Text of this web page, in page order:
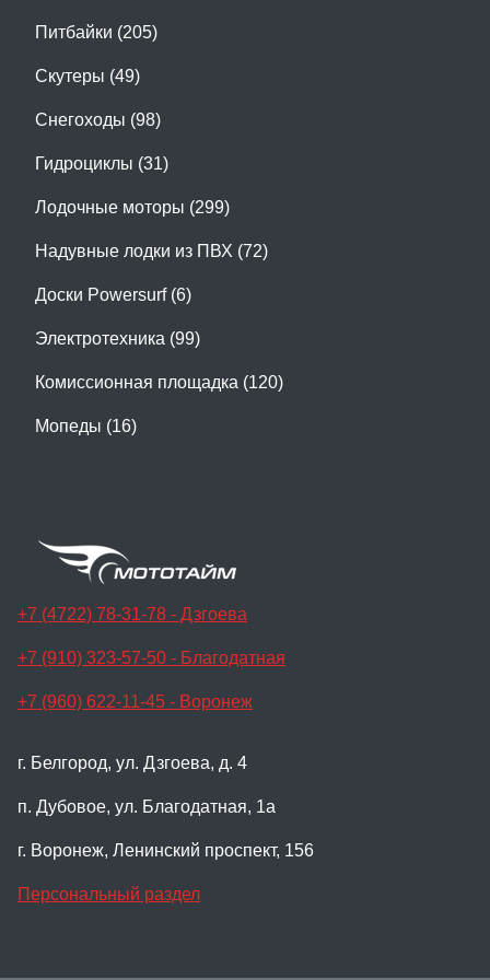
Питбайки (205)
Скутеры (49)
Снегоходы (98)
Гидроциклы (31)
Лодочные моторы (299)
Надувные лодки из ПВХ (72)
Доски Powersurf (6)
Электротехника (99)
Комиссионная площадка (120)
Мопеды (16)
+7 (4722) 78-31-78 - Дзгоева
+7 (910) 323-57-50 - Благодатная
+7 (960) 622-11-45 - Воронеж
г. Белгород, ул. Дзгоева, д. 4
п. Дубовое, ул. Благодатная, 1а
г. Воронеж, Ленинский проспект, 156
Персональный раздел